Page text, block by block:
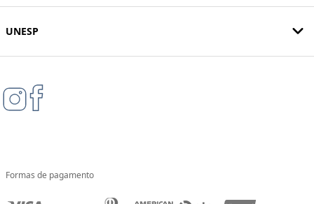
UNESP
Formas de pagamento